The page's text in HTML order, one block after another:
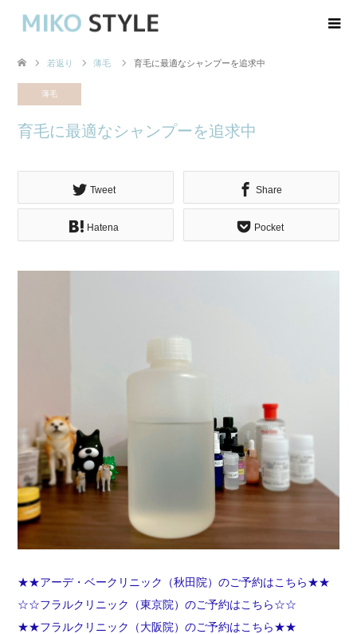
若返り 薄毛 育毛に最適なシャンプーを追求中
薄毛
育毛に最適なシャンプーを追求中
Tweet Share
Hatena Pocket
★★アーデ・ベークリニック（秋田院）のご予約はこちら★★
☆☆フラルクリニック（東京院）のご予約はこちら☆☆
★★フラルクリニック（大阪院）のご予約はこちら★★